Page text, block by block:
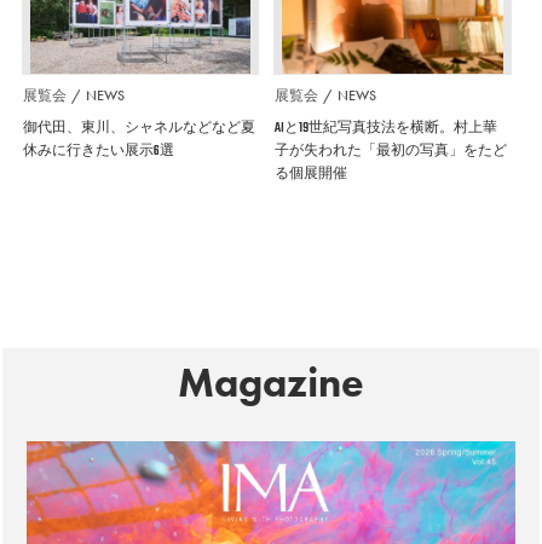
展覧会 NEWS
御代田、東川、シャネルなどなど夏
休みに行きたい展示6選
展覧会 NEWS
AIと19世紀写真技法を横断。村上華
子が失われた「最初の写真」をたど
る個展開催
Magazine